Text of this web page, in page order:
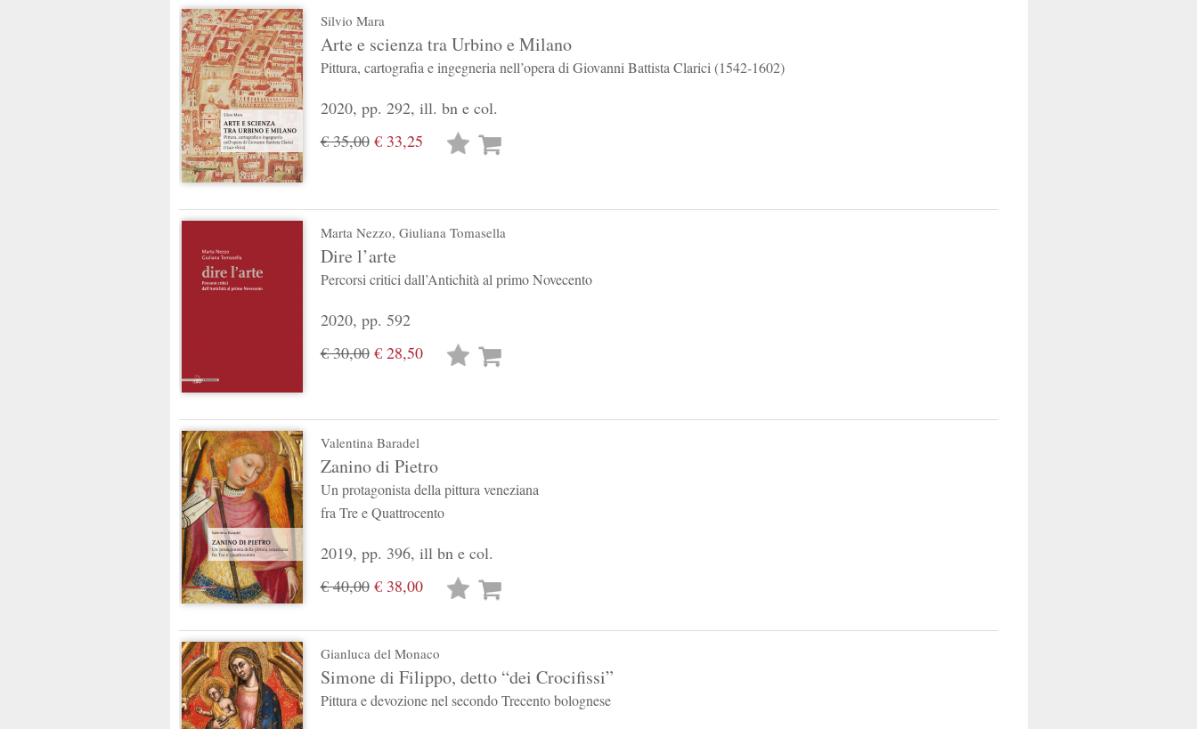
Silvio Mara
Arte e scienza tra Urbino e Milano
Pittura, cartografia e ingegneria nell’opera di Giovanni Battista Clarici (1542-1602)
2020, pp. 292, ill. bn e col.
€ 35,00€ 33,25
Lista
Marta Nezzo, Giuliana Tomasella
Dire l’arte
Percorsi critici dall’Antichità al primo Novecento
2020, pp. 592
€ 30,00€ 28,50
Lista
Valentina Baradel
Zanino di Pietro
Un protagonista della pittura veneziana
fra Tre e Quattrocento
2019, pp. 396, ill bn e col.
€ 40,00€ 38,00
Lista
Gianluca del Monaco
Simone di Filippo, detto “dei Crocifissi”
Pittura e devozione nel secondo Trecento bolognese